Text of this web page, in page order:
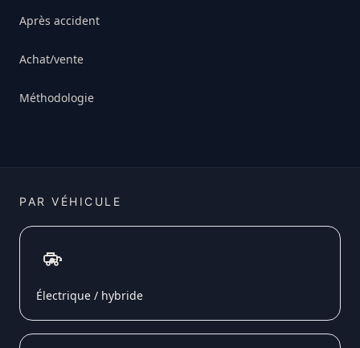
Après accident
Achat/vente
Méthodologie
PAR VÉHICULE
Électrique / hybride